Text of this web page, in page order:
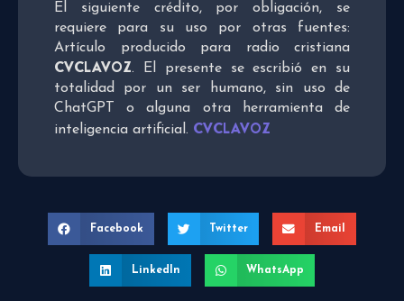
El siguiente crédito, por obligación, se
requiere para su uso por otras fuentes:
Artículo producido para radio cristiana
CVCLAVOZ. El presente se escribió en su
totalidad por un ser humano, sin uso de
ChatGPT o alguna otra herramienta de
inteligencia artificial. CVCLAVOZ
Facebook Twitter Email
LinkedIn WhatsApp